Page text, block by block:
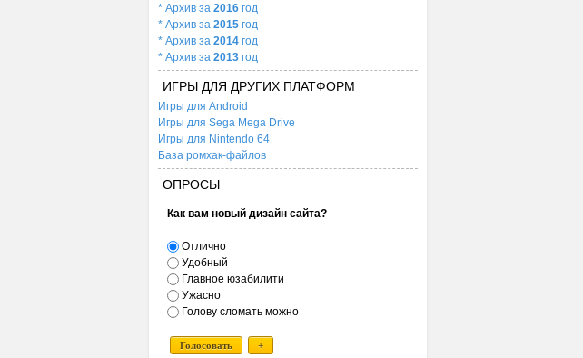
* Архив за 2016 год
* Архив за 2015 год
* Архив за 2014 год
* Архив за 2013 год
ИГРЫ ДЛЯ ДРУГИХ ПЛАТФОРМ
Игры для Android
Игры для Sega Mega Drive
Игры для Nintendo 64
База ромхак-файлов
ОПРОСЫ
Как вам новый дизайн сайта?
Отлично
Удобный
Главное юзабилити
Ужасно
Голову сломать можно
Голосовать +